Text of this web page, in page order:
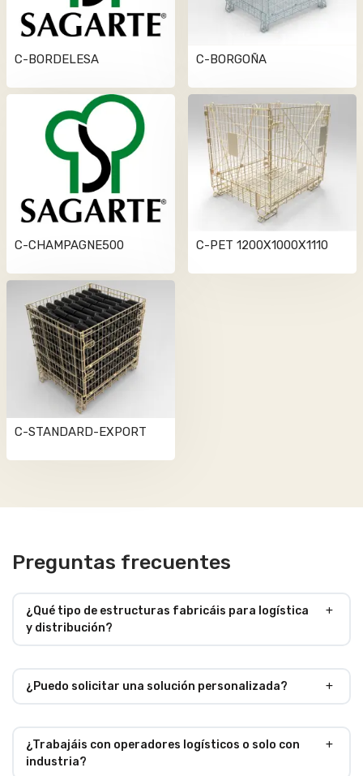
C-BORDELESA C-BORGOÑA
C-CHAMPAGNE500 C-PET 1200X1000X1110
C-STANDARD-EXPORT
Preguntas frecuentes
¿Qué tipo de estructuras fabricáis para logística
y distribución?
¿Puedo solicitar una solución personalizada?
¿Trabajáis con operadores logísticos o solo con
industria?